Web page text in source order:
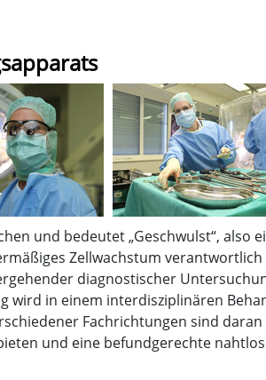
und bedeutet „Geschwulst“, also
Zellwachstum
diagnostischer
wird in einem interdisziplinären
Fachrichtungen sind
und eine befundgerechte